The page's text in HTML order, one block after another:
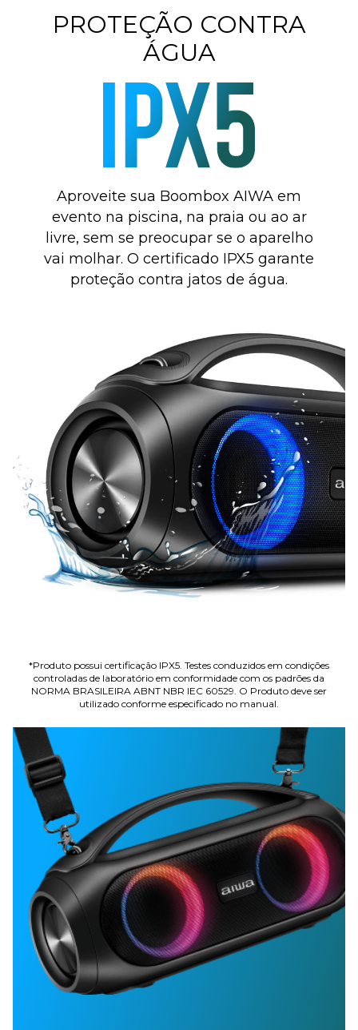
PROTEÇÃO CONTRA
ÁGUA
Aproveite sua Boombox AIWA em
evento na piscina, na praia ou ao ar
livre, sem se preocupar se o aparelho
vai molhar. O certificado IPX5 garante
proteção contra jatos de água.
*Produto possui certificação IPX5. Testes conduzidos em condições
controladas de laboratório em conformidade com os padrões da
NORMA BRASILEIRA ABNT NBR IEC 60529. O Produto deve ser
utilizado conforme especificado no manual.